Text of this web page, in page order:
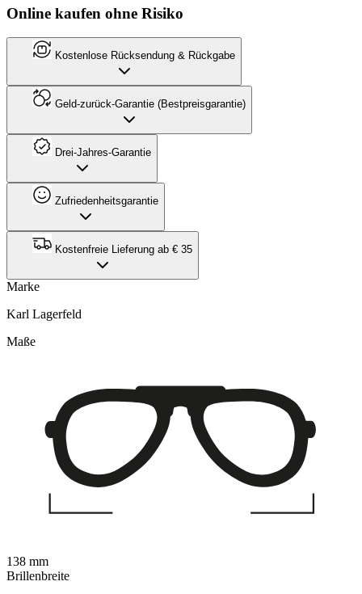
Online kaufen ohne Risiko
Kostenlose Rücksendung & Rückgabe
Geld-zurück-Garantie (Bestpreisgarantie)
Drei-Jahres-Garantie
Zufriedenheitsgarantie
Kostenfreie Lieferung ab € 35
Marke
Karl Lagerfeld
Maße
138 mm
Brillenbreite